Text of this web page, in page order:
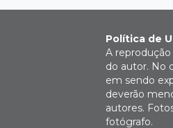
Política de
A
do autor. No
em sendo
deverão
autores.
fotógrafo.